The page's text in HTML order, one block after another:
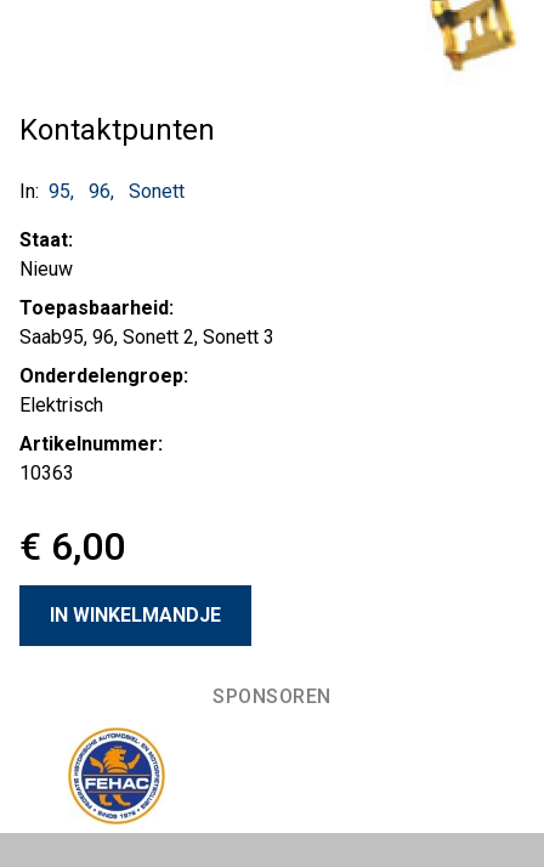
Kontaktpunten
In: 95 96 Sonett
Staat:
Nieuw
Toepasbaarheid:
Saab95, 96, Sonett 2, Sonett 3
Onderdelengroep:
Elektrisch
Artikelnummer:
10363
€ 6,00
SPONSOREN